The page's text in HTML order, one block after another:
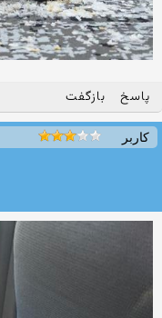
پاسخ بازگفت
کاربر